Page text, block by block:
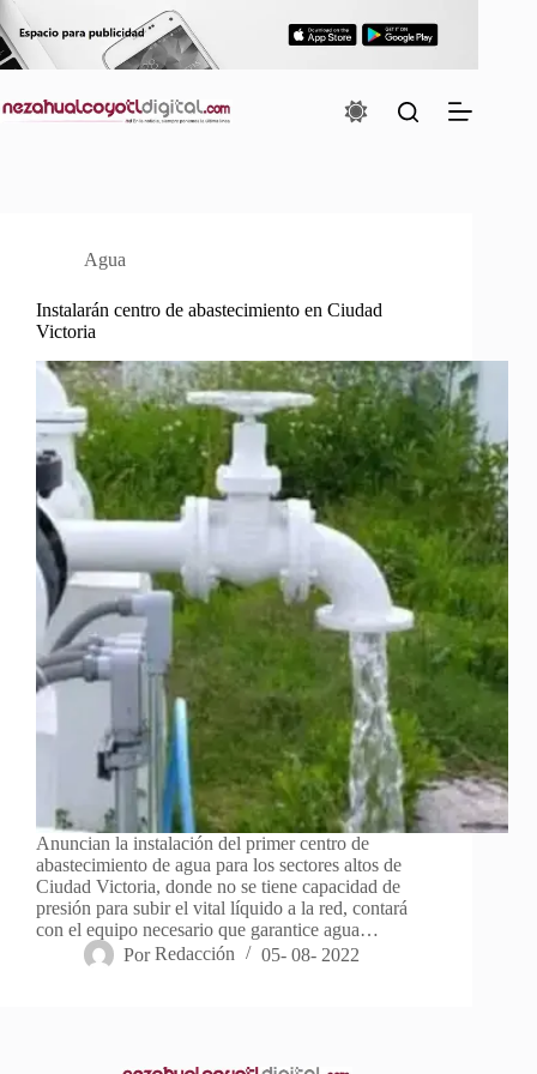
Saltar
al
contenido
Agua
Instalarán centro de abastecimiento en Ciudad
Victoria
Anuncian la instalación del primer centro de
abastecimiento de agua para los sectores altos de
Ciudad Victoria, donde no se tiene capacidad de
presión para subir el vital líquido a la red, contará
con el equipo necesario que garantice agua…
Por Redacción 05- 08- 2022